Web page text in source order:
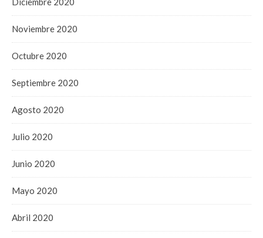
Noviembre 2020
Octubre 2020
Septiembre 2020
Agosto 2020
Julio 2020
Junio 2020
Mayo 2020
Abril 2020